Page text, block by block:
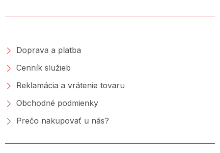
Doprava a platba
Cenník služieb
Reklamácia a vrátenie tovaru
Obchodné podmienky
Prečo nakupovať u nás?